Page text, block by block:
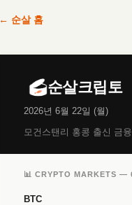
← 순살 홈
순살크립토
2026년 6월 22일 (월)
모건스탠리 홍콩 출신 금
📊 CRYPTO MARKETS —
BTC